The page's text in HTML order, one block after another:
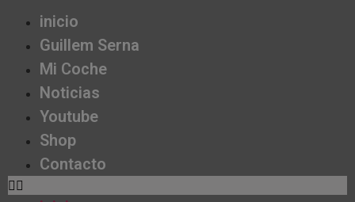
inicio
Guillem Serna
Mi Coche
Noticias
Youtube
Shop
Contacto